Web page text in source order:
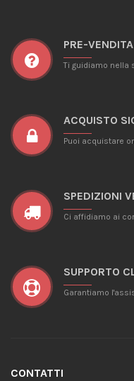
PRE-VENDITA
Ti guidiamo nella
ACQUISTO
Puoi acquistare
SPEDIZIONI
Ci affidiamo ai
SUPPORTO
Garantiamo
CONTATTI